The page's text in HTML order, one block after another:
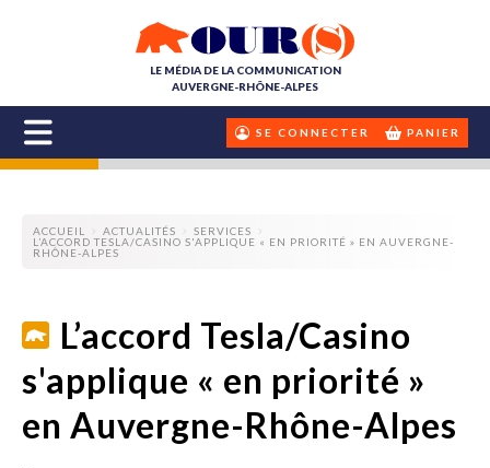
LE MÉDIA DE LA COMMUNICATION
AUVERGNE-RHÔNE-ALPES
SE CONNECTER PANIER
ACCUEIL ACTUALITÉS
SERVICES
L’ACCORD TESLA/CASINO S'APPLIQUE « EN PRIORITÉ » EN AUVERGNE-
RHÔNE-ALPES
L’accord Tesla/Casino
s'applique « en priorité »
en Auvergne-Rhône-Alpes